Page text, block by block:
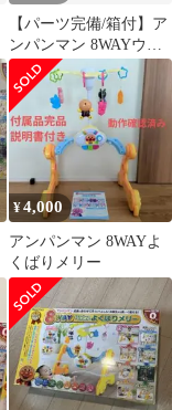
【パーツ完備/箱付】ア
ンパンマン 8WAYウォ
ーカーまでへんしん！
よくばりメリー
¥4,000
アンパンマン 8WAYよ
くばりメリー